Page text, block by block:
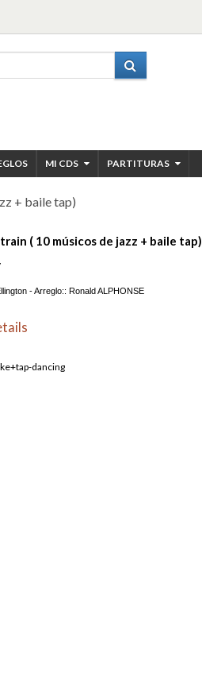
MI CDS PARTITURAS
+ baile tap)
( 10 músicos de jazz + baile tap)
- Arreglo:: Ronald ALPHONSE
dancing